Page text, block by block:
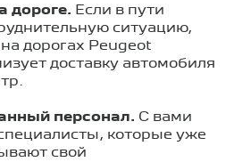
дороге. Если в пути
ситуацию,
дорогах Peugeot
доставку автомобиля
персонал. С вами
которые уже
свой